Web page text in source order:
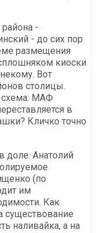
-
- до сих пор
размещения
киоски
Вот
столицы.
схема: МАФ
в
Кличко точно
доле: Анатолий
(по
им
Как
существование
наливайка, а на